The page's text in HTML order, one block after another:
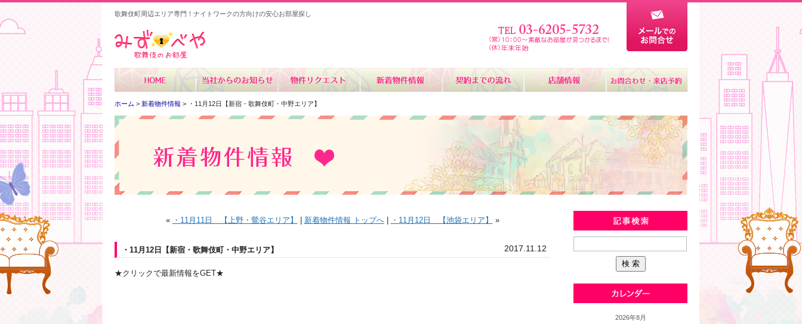
歌舞伎町周辺エリア専門！ナイトワークの方向けの安心お部屋探し
ホーム > 新着物件情報 > ・11月12日【新宿・歌舞伎町・中野エリア】
新着物件情報
« ・11月11日 【上野・鶯谷エリア】 新着物件情報 トップへ| ・11月12日 【池袋エリア】 »
・11月12日【新宿・歌舞伎町・中野エリア】 2017.11.12
★クリックで最新情報をGET★
2026年8月